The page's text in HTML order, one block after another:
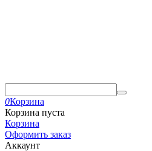
0Корзина
Корзина пуста
Корзина
Оформить заказ
Аккаунт